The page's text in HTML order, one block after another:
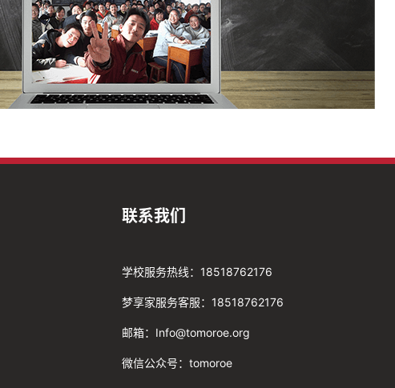
联系我们
学校服务热线：18518762176
梦享家服务客服：18518762176
邮箱：Info@tomoroe.org
微信公众号：tomoroe